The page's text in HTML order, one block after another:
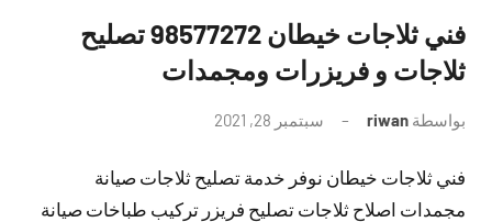
فني ثلاجات خيطان 98577272 تصليح
ثلاجات و فريزرات ومجمدات
بواسطة riwan سبتمبر 28, 2021
تعليقات
فني ثلاجات خيطان نوفر خدمة تصليح ثلاجات صيانة
مجمدات اصلاح ثلاجات تصليح فريزر تركيب طباخات صيانة